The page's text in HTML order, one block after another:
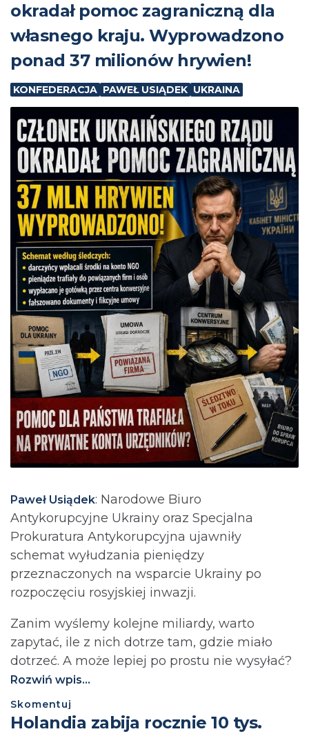
okradał pomoc zagraniczną dla
własnego kraju. Wyprowadzono
ponad 37 milionów hrywien!
KONFEDERACJA PAWEŁ USIĄDEK UKRAINA
Paweł Usiądek: Narodowe Biuro
Antykorupcyjne Ukrainy oraz Specjalna
Prokuratura Antykorupcyjna ujawniły
schemat wyłudzania pieniędzy
przeznaczonych na wsparcie Ukrainy po
rozpoczęciu rosyjskiej inwazji.
Zanim wyślemy kolejne miliardy, warto
zapytać, ile z nich dotrze tam, gdzie miało
dotrzeć. A może lepiej po prostu nie wysyłać?⁩
Rozwiń wpis...
Skomentuj
Holandia zabija rocznie 10 tys.